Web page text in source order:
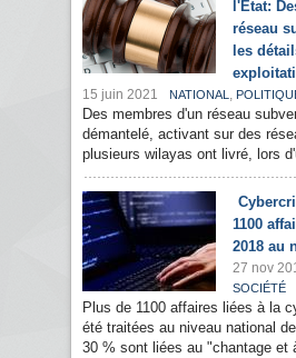
l'Etat:
réseau
les
15 juin 2021 NATIONAL ,
Des membres d'un réseau
démantelé, activant sur des
plusieurs wilayas ont livré, lors
1100
2018 au
27 nov
SOCIÉTÉ
Plus de 1100 affaires liées à la
été traitées au niveau national
30 % sont liées au "chantage et